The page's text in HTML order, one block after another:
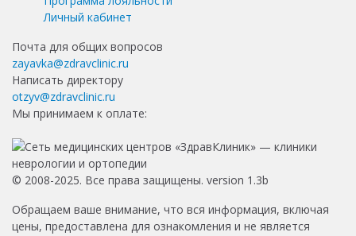
Личный кабинет
Почта для общих вопросов
zayavka@zdravclinic.ru
Написать директору
otzyv@zdravclinic.ru
Мы принимаем к оплате:
© 2008-2025. Все права защищены. version 1.3b
Обращаем ваше внимание, что вся информация, включая
цены, предоставлена для ознакомления и не является